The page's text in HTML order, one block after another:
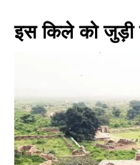
इस किले को जुड़ी